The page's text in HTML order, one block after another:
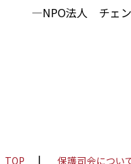
―NPO法人 チェン
TOP 保護司会につい